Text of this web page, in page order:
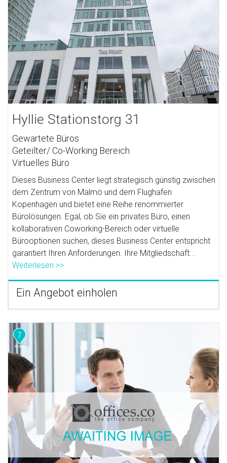
Hyllie Stationstorg 31
Gewartete Büros
Geteilter/ Co-Working Bereich
Virtuelles Büro
Dieses Business Center liegt strategisch günstig zwischen
dem Zentrum von Malmö und dem Flughafen
Kopenhagen und bietet eine Reihe renommierter
Bürolösungen. Egal, ob Sie ein privates Büro, einen
kollaborativen Coworking-Bereich oder virtuelle
Bürooptionen suchen, dieses Business Center entspricht
garantiert Ihren Anforderungen. Ihre Mitgliedschaft...
Weiterlesen >>
Ein Angebot einholen
7